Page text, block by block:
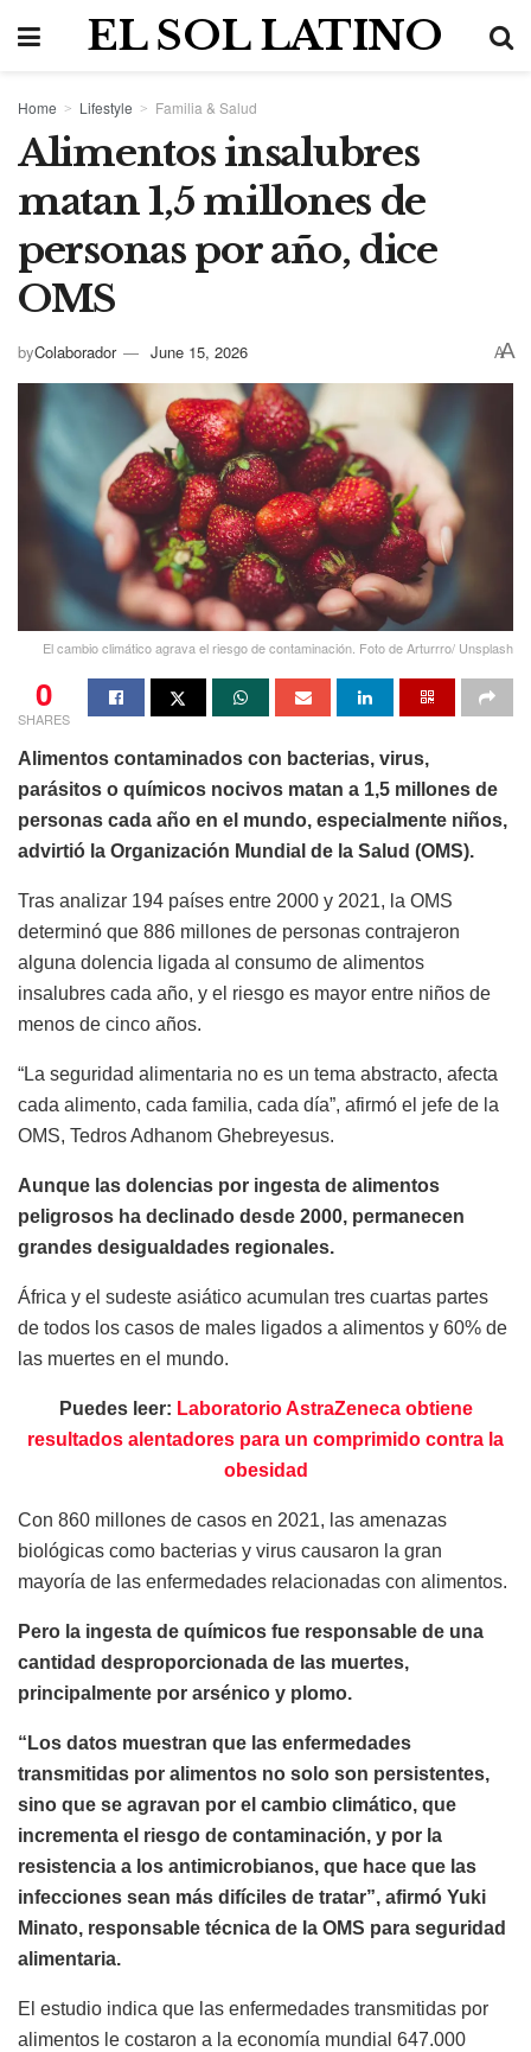
EL SOL LATINO
Home Lifestyle Familia & Salud
Alimentos insalubres
matan 1,5 millones de
personas por año, dice
OMS
byColaborador June 15, 2026 AA
El cambio climático agrava el riesgo de contaminación. Foto de Arturrro/ Unsplash
0
SHARES
Alimentos contaminados con bacterias, virus,
parásitos o químicos nocivos matan a 1,5 millones de
personas cada año en el mundo, especialmente niños,
advirtió la Organización Mundial de la Salud (OMS).
Tras analizar 194 países entre 2000 y 2021, la OMS
determinó que 886 millones de personas contrajeron
alguna dolencia ligada al consumo de alimentos
insalubres cada año, y el riesgo es mayor entre niños de
menos de cinco años.
“La seguridad alimentaria no es un tema abstracto, afecta
cada alimento, cada familia, cada día”, afirmó el jefe de la
OMS, Tedros Adhanom Ghebreyesus.
Aunque las dolencias por ingesta de alimentos
peligrosos ha declinado desde 2000, permanecen
grandes desigualdades regionales.
África y el sudeste asiático acumulan tres cuartas partes
de todos los casos de males ligados a alimentos y 60% de
las muertes en el mundo.
Puedes leer: Laboratorio AstraZeneca obtiene
resultados alentadores para un comprimido contra la
obesidad
Con 860 millones de casos en 2021, las amenazas
biológicas como bacterias y virus causaron la gran
mayoría de las enfermedades relacionadas con alimentos.
Pero la ingesta de químicos fue responsable de una
cantidad desproporcionada de las muertes,
principalmente por arsénico y plomo.
“Los datos muestran que las enfermedades
transmitidas por alimentos no solo son persistentes,
sino que se agravan por el cambio climático, que
incrementa el riesgo de contaminación, y por la
resistencia a los antimicrobianos, que hace que las
infecciones sean más difíciles de tratar”, afirmó Yuki
Minato, responsable técnica de la OMS para seguridad
alimentaria.
El estudio indica que las enfermedades transmitidas por
alimentos le costaron a la economía mundial 647.000